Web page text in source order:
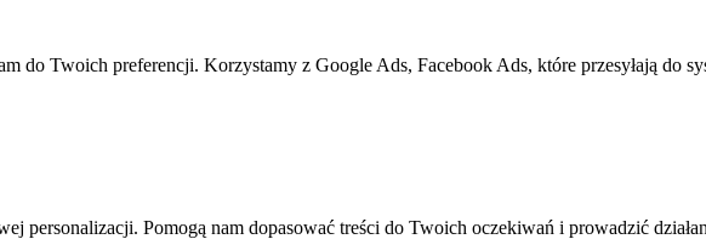
do Twoich preferencji. Korzystamy z Google Ads, Facebook Ads, które przesyłają do
personalizacji. Pomogą nam dopasować treści do Twoich oczekiwań i prowadzić